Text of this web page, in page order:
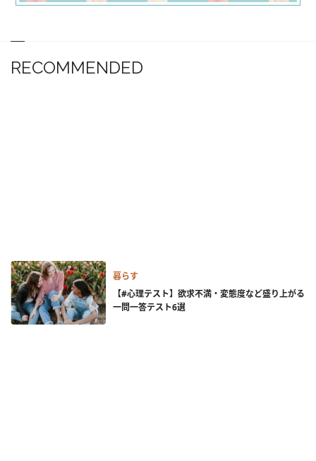
RECOMMENDED
暮らす
【#心理テスト】欲求不満・変態度など盛り上がる
一問一答テスト6選